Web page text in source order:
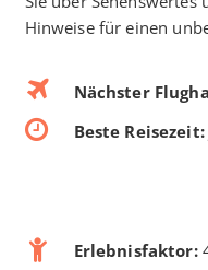
Hinweise für einen
Nächster
Beste Reisezeit:
Erlebnisfaktor: